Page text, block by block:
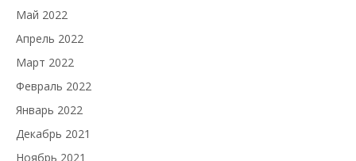
Май 2022
Апрель 2022
Март 2022
Февраль 2022
Январь 2022
Декабрь 2021
Ноябрь 2021